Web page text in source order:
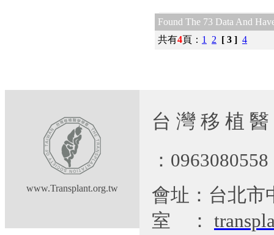
Found The 73 Data And
共有4頁 ： 1 2 [ 3 ] 4
www.Transplant.org.tw
台 灣 移 植
：
會址：台北市
室
：